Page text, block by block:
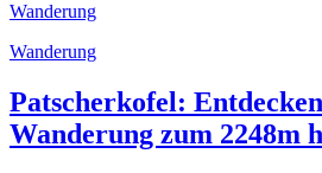
Wanderung
Wanderung
Patscherkofel:
Wanderung zum 2248m